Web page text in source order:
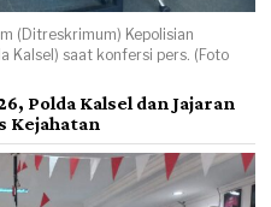
(Ditreskrimum) Kepolisian
Kalsel) saat konfersi pers. (Foto
Polda Kalsel dan Jajaran
Kejahatan